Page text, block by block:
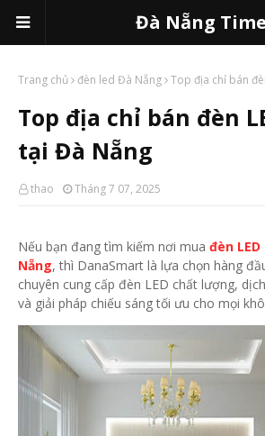
Đà Nẵng Time
Trang chủ đèn led Đà Nẵng Top địa chỉ bán
Top địa chỉ bán đèn
tại Đà Nẵng
thao Tháng 7 07, 2025
Nếu bạn đang tìm kiếm nơi mua đèn
Nẵng, thì DanaSmart là lựa chọn hàng
chuyên cung cấp đèn LED chất lượng,
và giải pháp chiếu sáng tối ưu cho mọi